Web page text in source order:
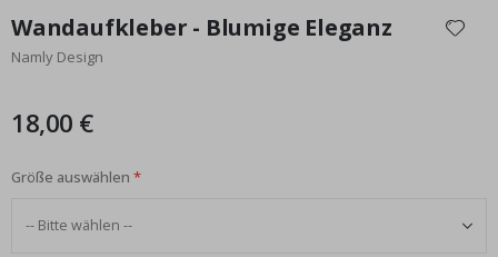
der
Bildgalerie
Wandaufkleber - Blumige Eleganz
Namly Design
18,00 €
Größe auswählen